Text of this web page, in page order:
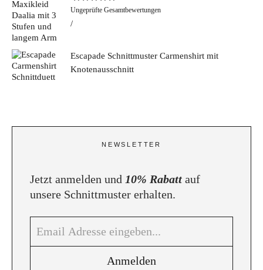
Bewertet mit
5.00von 5
Ungeprüfte Gesamtbewertungen
Escapade Schnittmuster Carmenshirt mit
Knotenausschnitt
NEWSLETTER
Jetzt anmelden und 10% Rabatt auf
unsere Schnittmuster erhalten.